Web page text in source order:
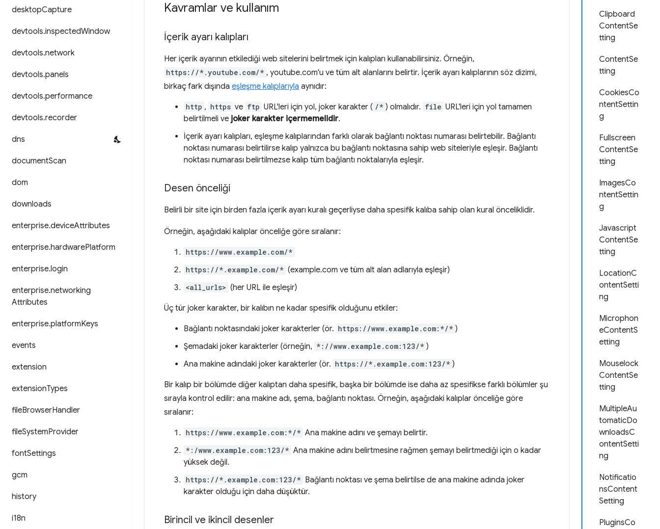
desktopCapture
devtools.inspectedWindow
devtools.network
devtools.panels
devtools.performance
devtools.recorder
dns
documentScan
dom
downloads
enterprise.deviceAttributes
enterprise.hardwarePlatform
enterprise.login
enterprise.networking
Attributes
enterprise.platformKeys
events
extension
extensionTypes
fileBrowserHandler
fileSystemProvider
fontSettings
gcm
history
i18n
Clipboard
ContentSe
tting
ContentSe
tting
CookiesCo
ntentSettin
g
Fullscreen
ContentSe
tting
ImagesCo
ntentSettin
g
Javascript
ContentSe
tting
LocationC
ontentSetti
ng
Microphon
eContentS
etting
Mouselock
ContentSe
tting
MultipleAu
tomaticDo
wnloadsC
ontentSetti
ng
Notificatio
nsContent
Setting
PluginsCo
Kavramlar ve kullanım
İçerik ayarı kalıpları
Her içerik ayarının etkilediği web sitelerini belirtmek için kalıpları kullanabilirsiniz. Örneğin,
https://*.youtube.com/* , youtube.com'u ve tüm alt alanlarını belirtir. İçerik ayarı kalıplarının söz dizimi,
birkaç fark dışında eşleşme kalıplarıyla aynıdır:
http , https ve ftp URL'leri için yol, joker karakter ( /* ) olmalıdır. file URL'leri için yol tamamen
belirtilmeli ve joker karakter içermemelidir.
İçerik ayarı kalıpları, eşleşme kalıplarından farklı olarak bağlantı noktası numarası belirtebilir. Bağlantı
noktası numarası belirtilirse kalıp yalnızca bu bağlantı noktasına sahip web siteleriyle eşleşir. Bağlantı
noktası numarası belirtilmezse kalıp tüm bağlantı noktalarıyla eşleşir.
Desen önceliği
Belirli bir site için birden fazla içerik ayarı kuralı geçerliyse daha spesifik kalıba sahip olan kural önceliklidir.
Örneğin, aşağıdaki kalıplar önceliğe göre sıralanır:
https://www.example.com/*
https://*.example.com/* (example.com ve tüm alt alan adlarıyla eşleşir)
<all_urls> (her URL ile eşleşir)
Üç tür joker karakter, bir kalıbın ne kadar spesifik olduğunu etkiler:
Bağlantı noktasındaki joker karakterler (ör. https://www.example.com:*/* )
Şemadaki joker karakterler (örneğin, *://www.example.com:123/* )
Ana makine adındaki joker karakterler (ör. https://*.example.com:123/* )
Bir kalıp bir bölümde diğer kalıptan daha spesifik, başka bir bölümde ise daha az spesifikse farklı bölümler şu
sırayla kontrol edilir: ana makine adı, şema, bağlantı noktası. Örneğin, aşağıdaki kalıplar önceliğe göre
sıralanır:
https://www.example.com:*/* Ana makine adını ve şemayı belirtir.
*:/www.example.com:123/* Ana makine adını belirtmesine rağmen şemayı belirtmediği için o kadar
yüksek değil.
https://*.example.com:123/* Bağlantı noktası ve şema belirtilse de ana makine adında joker
karakter olduğu için daha düşüktür.
Birincil ve ikincil desenler